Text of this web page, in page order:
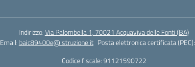
Indirizzo:Via Palombella 1, 70021 Acquaviva delle Fonti (BA)
Email: baic89400e@istruzione.it Posta elettronica certificata (PEC):
Codice fiscale: 91121590722